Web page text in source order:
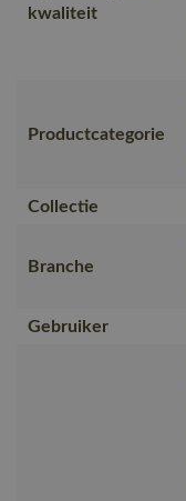
kwaliteit
Productcategorie
Collectie
Branche
Gebruiker